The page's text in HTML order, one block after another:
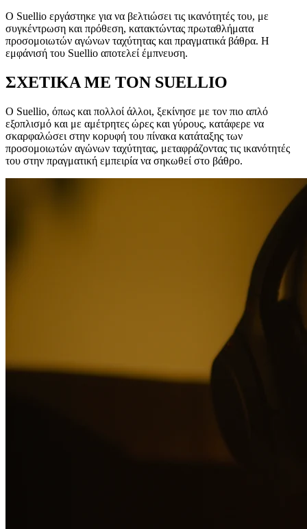
Ο Suellio εργάστηκε για να βελτιώσει τις ικανότητές του, με
συγκέντρωση και πρόθεση, κατακτώντας πρωταθλήματα
προσομοιωτών αγώνων ταχύτητας και πραγματικά βάθρα. Η
εμφάνισή του Suellio αποτελεί έμπνευση.
ΣΧΕΤΙΚΑ ΜΕ ΤΟΝ SUELLIO
Ο Suellio, όπως και πολλοί άλλοι, ξεκίνησε με τον πιο απλό
εξοπλισμό και με αμέτρητες ώρες και γύρους, κατάφερε να
σκαρφαλώσει στην κορυφή του πίνακα κατάταξης των
προσομοιωτών αγώνων ταχύτητας, μεταφράζοντας τις ικανότητές
του στην πραγματική εμπειρία να σηκωθεί στο βάθρο.